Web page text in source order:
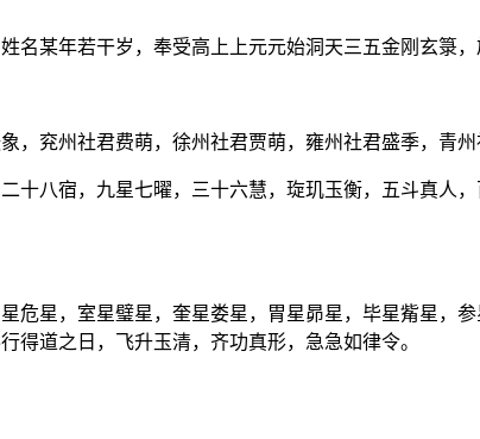
名某年若干岁，奉受高上上元元始洞天三五金刚玄箓，
，兖州社君费萌，徐州社君贾萌，雍州社君盛季，青州
十八宿，九星七曜，三十六慧，琁玑玉衡，五斗真人
危星，室星璧星，奎星娄星，胃星昴星，毕星觜星，
得道之日，飞升玉清，齐功真形，急急如律令。